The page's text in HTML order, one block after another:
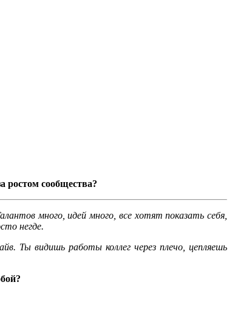
ростом сообщества?
много, идей много, все хотят показать себя,
негде.
Ты видишь работы коллег через плечо, цепляешь